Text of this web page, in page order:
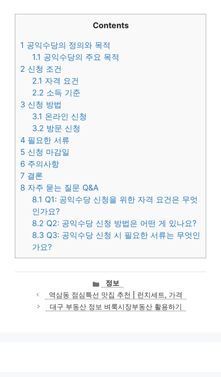
Contents
1 공익수당의 정의와 목적
1.1 공익수당의 주요 목적
2 신청 조건
2.1 자격 요건
2.2 소득 기준
3 신청 방법
3.1 온라인 신청
3.2 방문 신청
4 필요한 서류
5 신청 마감일
6 주의사항
7 결론
8 자주 묻는 질문 Q&A
8.1 Q1: 공익수당 신청을 위한 자격 요건은 무엇
인가요?
8.2 Q2: 공익수당 신청 방법은 어떤 게 있나요?
8.3 Q3: 공익수당 신청 시 필요한 서류는 무엇인
가요?
카
테
고
리
정보
역삼동 점심특선 맛집 추천 | 런치세트, 가격
대구 부동산 정보 벼룩시장부동산 활용하기